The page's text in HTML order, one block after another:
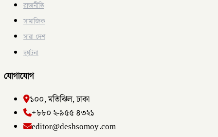
রাজনীতি
সামাজিক
সারা দেশ
দুর্ঘটনা
যোগাযোগ
১০০, মতিঝিল, ঢাকা
+৮৮০ ২-৯৫৫ ৪৩২১
editor@deshsomoy.com